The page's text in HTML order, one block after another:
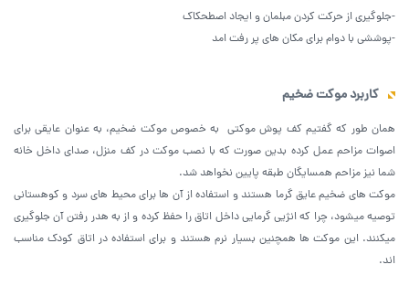
-جلوگیری از حرکت کردن مبلمان و ایجاد اصطحکاک
-پوششی با دوام برای مکان های پر رفت امد
کاربرد موکت ضخیم
همان طور که گفتیم کف پوش موکتی به خصوص موکت ضخیم، به عنوان عایقی برای
اصوات مزاحم عمل کرده بدین صورت که با نصب موکت در کف منزل، صدای داخل خانه
شما نیز مزاحم همسایگان طبقه پایین نخواهد شد.
موکت های ضخیم عایق گرما هستند و استفاده از آن ها برای محیط های سرد و کوهستانی
توصیه میشود، چرا که انژیی گرمایی داخل اتاق را حفظ کرده و از به هدر رفتن آن جلوگیری
میکنند. این موکت ها همچنین بسیار نرم هستند و برای استفاده در اتاق کودک مناسب
اند.